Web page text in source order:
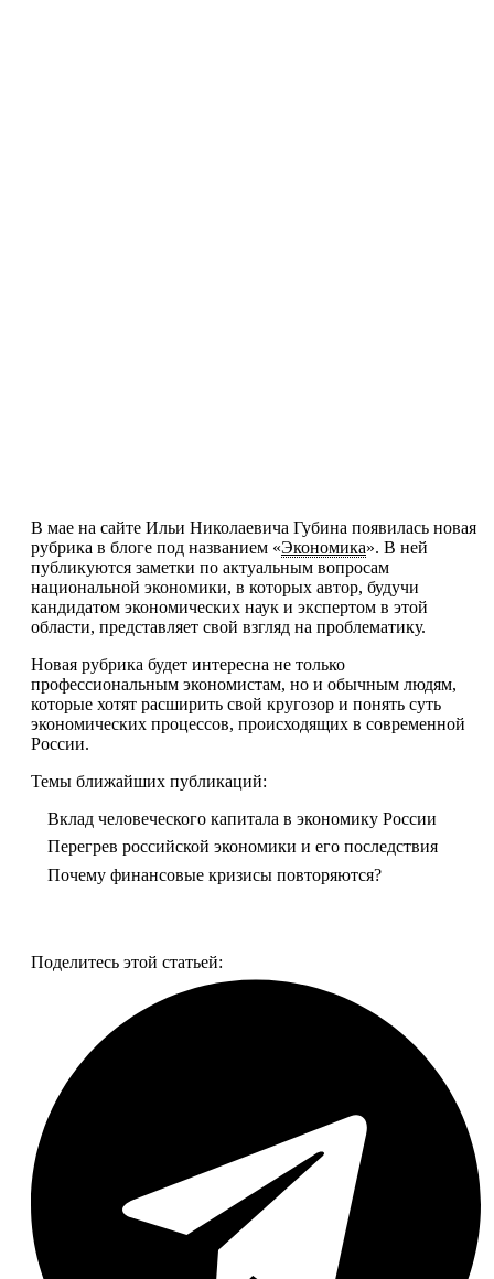
В мае на сайте Ильи Николаевича Губина появилась новая
рубрика в блоге под названием «Экономика». В ней
публикуются заметки по актуальным вопросам
национальной экономики, в которых автор, будучи
кандидатом экономических наук и экспертом в этой
области, представляет свой взгляд на проблематику.
Новая рубрика будет интересна не только
профессиональным экономистам, но и обычным людям,
которые хотят расширить свой кругозор и понять суть
экономических процессов, происходящих в современной
России.
Темы ближайших публикаций:
Вклад человеческого капитала в экономику России
Перегрев российской экономики и его последствия
Почему финансовые кризисы повторяются?
Поделитесь этой статьей: